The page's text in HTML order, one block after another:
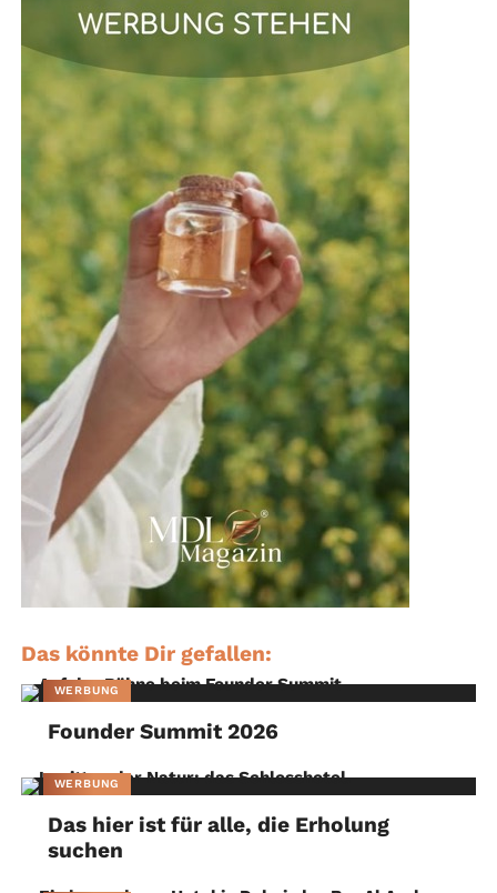
Das könnte Dir gefallen:
WERBUNG
Founder Summit 2026
WERBUNG
Das hier ist für alle, die Erholung
suchen